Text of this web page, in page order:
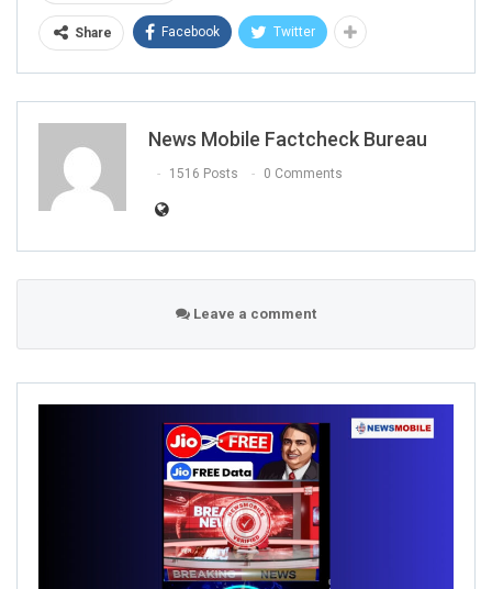
Share Facebook Twitter
News Mobile Factcheck Bureau
1516 Posts 0 Comments
Leave a comment